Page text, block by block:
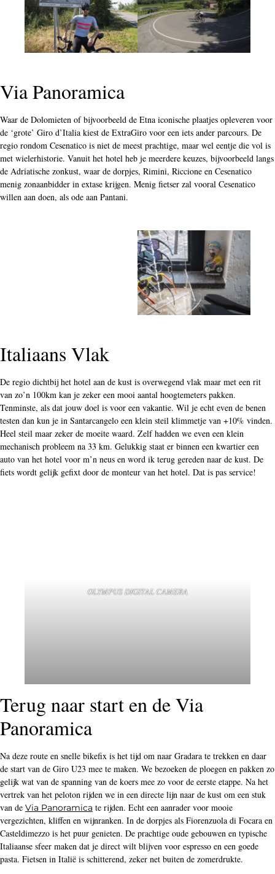
Via Panoramica
Waar de Dolomieten of bijvoorbeeld de Etna iconische plaatjes opleveren voor
de ‘grote’ Giro d’Italia kiest de ExtraGiro voor een iets ander parcours. De
regio rondom Cesenatico is niet de meest prachtige, maar wel eentje die vol is
met wielerhistorie. Vanuit het hotel heb je meerdere keuzes, bijvoorbeeld langs
de Adriatische zonkust, waar de dorpjes, Rimini, Riccione en Cesenatico
menig zonaanbidder in extase krijgen. Menig fietser zal vooral Cesenatico
willen aan doen, als ode aan Pantani.
Italiaans Vlak
De regio dichtbij het hotel aan de kust is overwegend vlak maar met een rit
van zo’n 100km kan je zeker een mooi aantal hoogtemeters pakken.
Tenminste, als dat jouw doel is voor een vakantie. Wil je echt even de benen
testen dan kun je in Santarcangelo een klein steil klimmetje van +10% vinden.
Heel steil maar zeker de moeite waard. Zelf hadden we even een klein
mechanisch probleem na 33 km. Gelukkig staat er binnen een kwartier een
auto van het hotel voor m’n neus en word ik terug gereden naar de kust. De
fiets wordt gelijk gefixt door de monteur van het hotel. Dat is pas service!
OLYMPUS DIGITAL CAMERA
de start van de Giro U23 mee te maken. We bezoeken de ploegen en pakken zo
gelijk wat van de spanning van de koers mee zo voor de eerste etappe. Na het
vertrek van het peloton rijden we in een directe lijn naar de kust om een stuk
van deVia Panoramica
vergezichten, kliffen en wijnranken. In de dorpjes als Fiorenzuola di Focara en
Casteldimezzo is het puur genieten. De prachtige oude gebouwen en typische
Italiaanse sfeer maken dat je direct wilt blijven voor espresso en een goede
pasta. Fietsen in Italië is schitterend, zeker net buiten de zomerdrukte.